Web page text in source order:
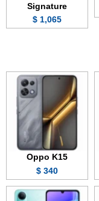
Signature
1,065 $
Oppo K15
340 $